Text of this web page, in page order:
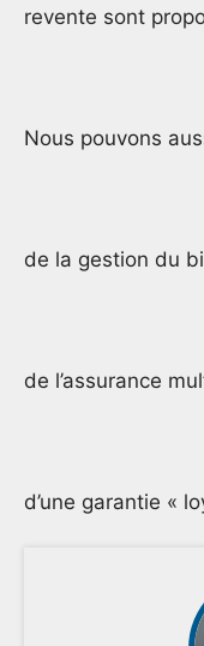
revente sont
Nous pouvons
de la gestion du
de l’assurance
d’une garantie «